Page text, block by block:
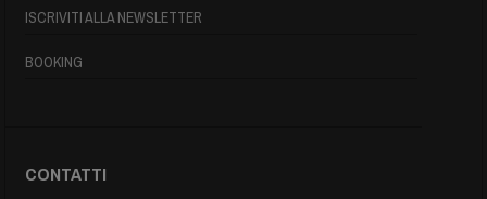
ISCRIVITI ALLA NEWSLETTER
BOOKING
CONTATTI